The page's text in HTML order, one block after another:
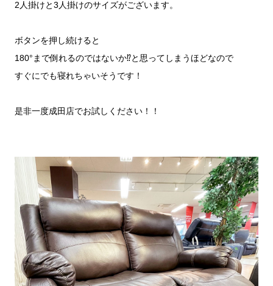
2人掛けと3人掛けのサイズがございます。
ボタンを押し続けると
180°まで倒れるのではないか⁉と思ってしまうほどなので
すぐにでも寝れちゃいそうです！
是非一度成田店でお試しください！！